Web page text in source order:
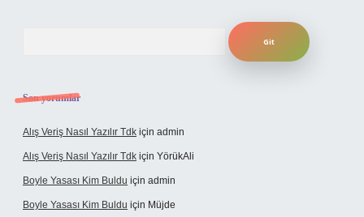
Son yorumlar
Alış Veriş Nasıl Yazılır Tdk için admin
Alış Veriş Nasıl Yazılır Tdk için YörükAli
Boyle Yasası Kim Buldu için admin
Boyle Yasası Kim Buldu için Müjde